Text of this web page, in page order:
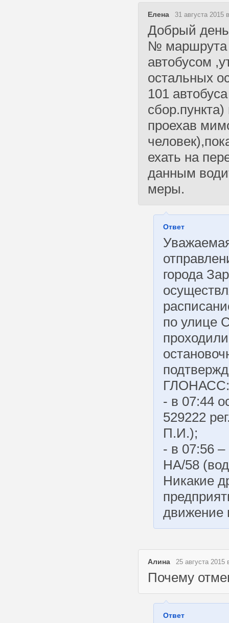
Елена 31 августа 2015
Добрый
№ маршрута
автобусом
остальных
101
проехав
ехать на
данным
меры.
Ответ
города
по улице
ГЛОНАСС:
- в 07:44
529222
П.И.);
- в 07:56
НА/58
Никакие
движение
Алина 25 августа 2015
Почему
Ответ